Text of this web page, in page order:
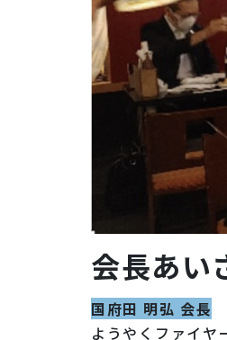
会長あい
国府田 明弘 会長
ようやくファイヤ